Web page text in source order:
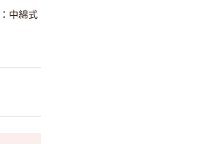
中綿式